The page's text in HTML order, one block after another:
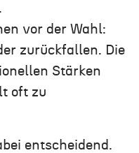
vor der Wahl:
zurückfallen. Die
Stärken
oft zu
entscheidend.